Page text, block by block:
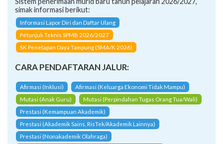
simak informasi berikut:
Informasi Lapor Diri dan Daftar Ulang
Petunjuk Teknis SPMB 2026/2027
SK Penetapan Daya Tampung (SMA/K 2026)
CARA PENDAFTARAN JALUR:
Afirmasi (Inklusi)
Afirmasi (Keluarga Ekonomi Tidak Mampu)
Mutasi (Anak Guru)
Mutasi (Perpindahan Tugas Orang Tua/Wali)
Prestasi (Kemampuan Akademik)
Prestasi (Akademik Sains, RisTek/Akademik Lainnya)
Prestasi (Nonakademik Olahraga)